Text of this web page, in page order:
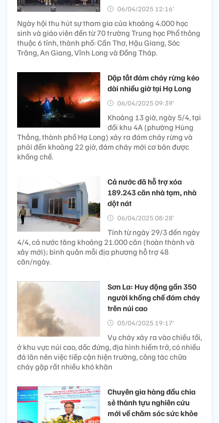
06/04/2025 12:16’
Ngày hội thu hút sự tham gia của khoảng 4.000 học
sinh và giáo viên đến từ 70 trường Trung học Phổ thông
thuộc 6 tỉnh, thành phố: Cần Thơ, Hậu Giang, Sóc
Trăng, An Giang, Vĩnh Long và Đồng Tháp.
Dập tắt đám cháy rừng kéo
dài nhiều giờ tại Hạ Long
06/04/2025 09:39’
Khoảng 13 giờ, ngày 5/4, tại
đồi khu 4A (phường Hùng
Thắng, thành phố Hạ Long) xảy ra đám cháy rừng và
phải đến khoảng 22 giờ, đám cháy mới cơ bản được
khống chế.
Cả nước đã hỗ trợ xóa
189.243 căn nhà tạm, nhà
dột nát
06/04/2025 08:28’
Tính từ ngày 29/3 đến ngày
4/4, cả nước tăng khoảng 21.000 căn (hoàn thành và
xây mới); bình quân mỗi địa phương hỗ trợ 48
căn/ngày.
Sơn La: Huy động gần 350
người khống chế đám cháy
trên núi cao
05/04/2025 19:17’
Vụ cháy xảy ra vào chiều tối,
ở khu vực núi cao, dốc đứng, địa hình hiểm trở, có nhiều
đá lăn nên việc tiếp cận hiện trường, công tác chữa
cháy gặp rất nhiều khó khăn
Chuyên gia hàng đầu chia
sẻ thành tựu nghiên cứu
mới về chăm sóc sức khỏe